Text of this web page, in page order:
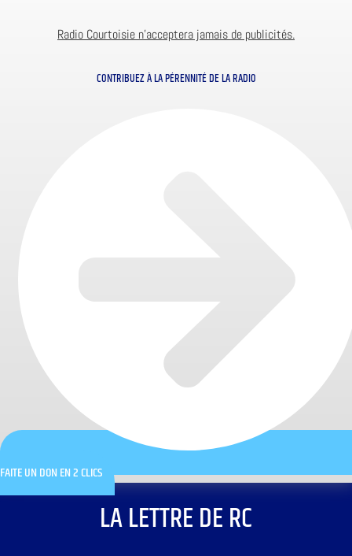
Radio Courtoisie n’acceptera jamais de publicités.
CONTRIBUEZ À LA PÉRENNITÉ DE LA RADIO
FAITE UN DON EN 2 CLICS
LA LETTRE DE RC